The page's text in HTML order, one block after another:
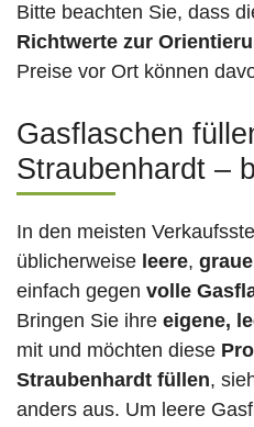
Bitte beachten Sie, dass
Richtwerte zur
Preise vor Ort können
Gasflaschen
Straubenhardt –
In den meisten
üblicherweise leere,
einfach gegen volle
Bringen Sie ihre eigene,
mit und möchten diese
Straubenhardt füllen,
anders aus. Um leere